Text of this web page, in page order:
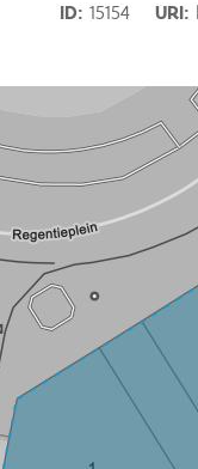
ID
15154 URI